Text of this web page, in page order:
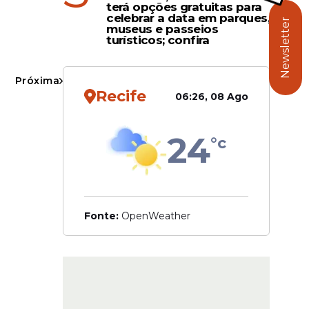
Próxima
terá opções gratuitas para
celebrar a data em parques,
museus e passeios
turísticos; confira
Recife 06:26, 08 Ago
24°c
Fonte: OpenWeather
Newsletter